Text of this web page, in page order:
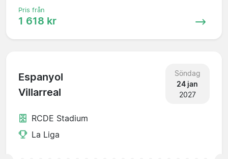
Pris från
1 618 kr
Espanyol
Villarreal
Söndag
24 jan
2027
RCDE Stadium
La Liga